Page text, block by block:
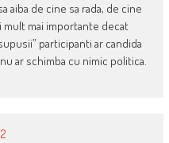
aiba de cine sa rada, de cine
mai importante decat
participanti ar candida
ar schimba cu nimic politica.